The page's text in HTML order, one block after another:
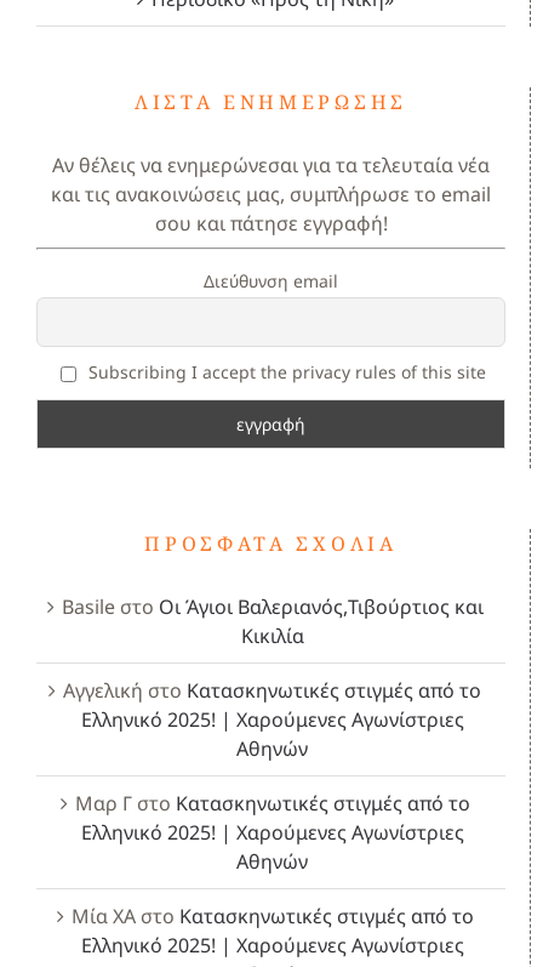
ΛΊΣΤΑ ΕΝΗΜΈΡΩΣΗΣ
Αν θέλεις να ενημερώνεσαι για τα τελευταία νέα
και τις ανακοινώσεις μας, συμπλήρωσε το email
σου και πάτησε εγγραφή!
Διεύθυνση email
Subscribing I accept the privacy rules of this site
ΠΡΌΣΦΑΤΑ ΣΧΌΛΙΑ
Basileστο Οι Άγιοι Βαλεριανός,Τιβούρτιος και
Κικιλία
Αγγελική στο Κατασκηνωτικές στιγμές από το
Ελληνικό 2025! | Χαρούμενες Αγωνίστριες
Αθηνών
Μαρ Γστο Κατασκηνωτικές στιγμές από το
Ελληνικό 2025! | Χαρούμενες Αγωνίστριες
Αθηνών
Μία ΧΑστο Κατασκηνωτικές στιγμές από το
Ελληνικό 2025! | Χαρούμενες Αγωνίστριες